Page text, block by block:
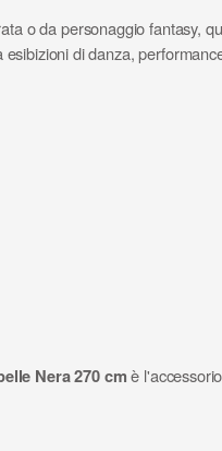
o da personaggio fantasy,
di danza,
Nera 270 cmè